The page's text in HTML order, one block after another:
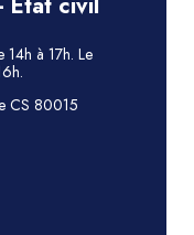
à 17h. Le
CS 80015